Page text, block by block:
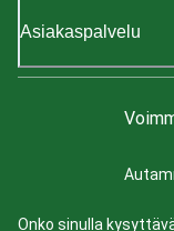
Asiakaspalvelu
Onko sinulla